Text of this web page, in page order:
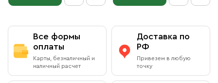
Все формы
оплаты
Карты, безналичный и
наличный расчет
Доставка по
РФ
Привезем в любую
точку